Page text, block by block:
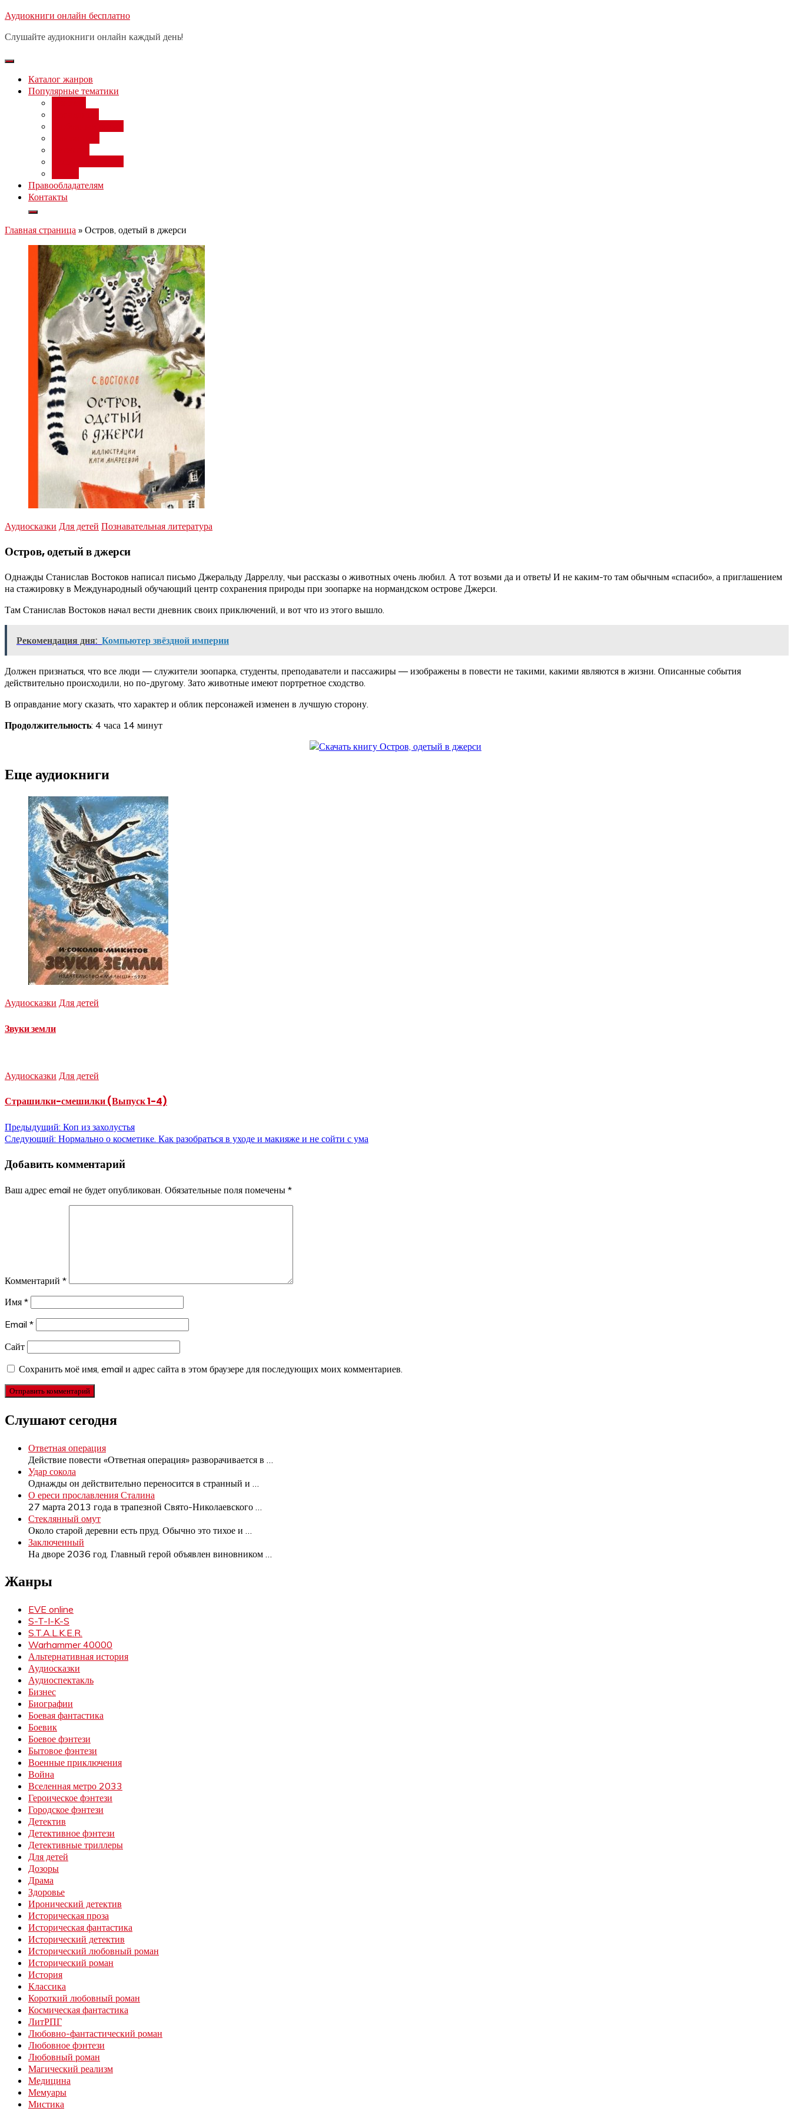
Перейти
содержимому
Аудиокниги онлайн бесплатно
Слушайте аудиокниги онлайн каждый день!
Каталог жанров
Популярные тематики
Правообладателям
Контакты
Главная страница » Остров, одетый в джерси
Аудиосказки Для детей Познавательная литература
Остров, одетый в джерси
Однажды Станислав Востоков написал письмо Джеральду Дарреллу, чьи рассказы о животных очень любил. А тот возьми да и ответь! И не каким-то там обычным «спасибо», а приглашением
на стажировку в Международный обучающий центр сохранения природы при зоопарке на нормандском острове Джерси.
Там Станислав Востоков начал вести дневник своих приключений, и вот что из этого вышло.
Рекомендация дня: Компьютер звёздной империи
Должен признаться, что все люди — служители зоопарка, студенты, преподаватели и пассажиры — изображены в повести не такими, какими являются в жизни. Описанные события
действительно происходили, но по-другому. Зато животные имеют портретное сходство.
В оправдание могу сказать, что характер и облик персонажей изменен в лучшую сторону.
Продолжительность: 4 часа 14 минут
Еще аудиокниги
Аудиосказки Для детей
Звуки земли
Аудиосказки Для детей
Страшилки-смешилки (Выпуск 1-4)
Навигация
записям
Предыдущий: Коп из захолустья
Следующий: Нормально о косметике. Как разобраться в уходе и макияже и не сойти с ума
Добавить комментарий
Ваш адрес email не будет опубликован. Обязательные поля помечены *
Комментарий *
Имя *
Email *
Сайт
Сохранить моё имя, email и адрес сайта в этом браузере для последующих моих комментариев.
Слушают сегодня
Ответная операция
Действие повести «Ответная операция» разворачивается в
Удар сокола
Однажды он действительно переносится в странный и
О ереси прославления Сталина
27 марта 2013 года в трапезной Свято-Николаевского
Стеклянный омут
Около старой деревни есть пруд. Обычно это тихое и
Заключенный
На дворе 2036 год. Главный герой объявлен виновником
Жанры
EVE online
S-T-I-K-S
S.T.A.L.K.E.R.
Warhammer 40000
Альтернативная история
Аудиосказки
Аудиоспектакль
Бизнес
Биографии
Боевая фантастика
Боевик
Боевое фэнтези
Бытовое фэнтези
Военные приключения
Война
Вселенная метро 2033
Героическое фэнтези
Городское фэнтези
Детектив
Детективное фэнтези
Детективные триллеры
Для детей
Дозоры
Драма
Здоровье
Иронический детектив
Историческая проза
Историческая фантастика
Исторический детектив
Исторический любовный роман
Исторический роман
История
Классика
Короткий любовный роман
Космическая фантастика
ЛитРПГ
Любовно-фантастический роман
Любовное фэнтези
Любовный роман
Магический реализм
Медицина
Мемуары
Мистика